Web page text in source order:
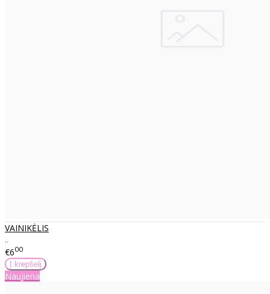
VAINIKĖLIS
..
€600
Naujiena